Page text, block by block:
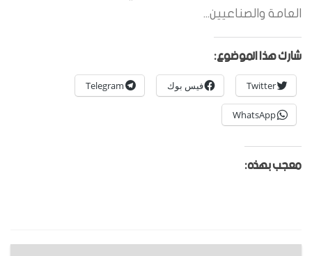
العامة والصناعيين...
شارك هذا الموضوع:
Twitter فيس بوك Telegram
WhatsApp
معجب بهذه: